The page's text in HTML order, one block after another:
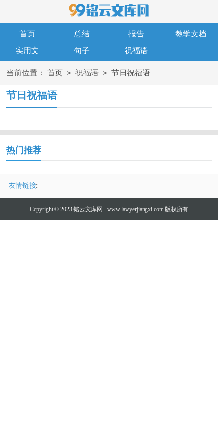
首页 总结 报告
教学文档
实用文
句子 祝福语
当前位置： 首页 > 祝福语 > 节日祝福语
节日祝福语
热门推荐
友情链接:
Copyright © 2023 铭云文库网 www.lawyerjiangxi.com 版权所有